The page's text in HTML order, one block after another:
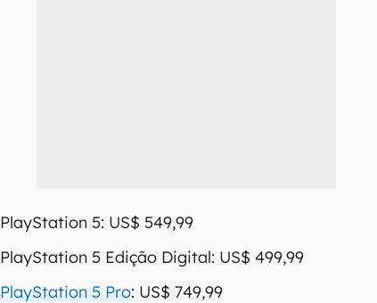
PlayStation 5: US$ 549,99
PlayStation 5 Edição Digital: US$ 499,99
PlayStation 5 Pro: US$ 749,99